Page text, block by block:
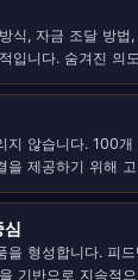
식, 자금 조달 방법
입니다. 숨겨진 의
지 않습니다. 100
을 제공하기 위해
심
을 형성합니다. 피
기반으로 지속적